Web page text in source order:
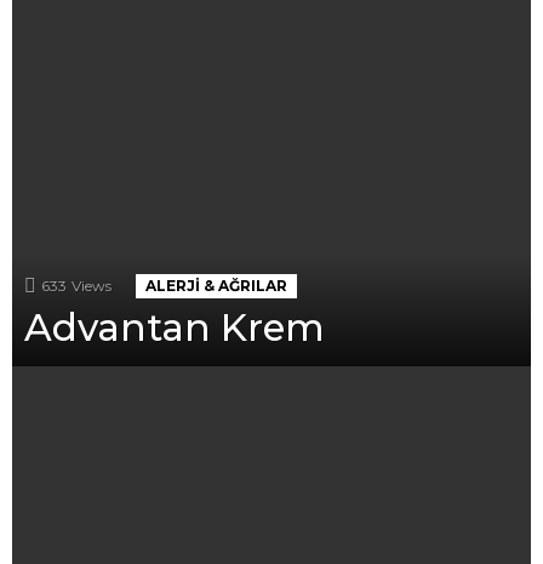
633 Views ALERJI & AĞRILAR
Advantan Krem